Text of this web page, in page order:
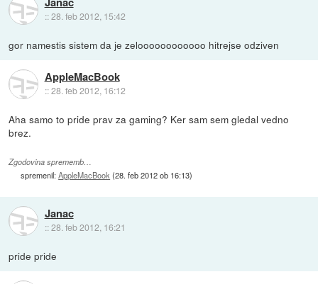
::28. feb 2012, 15:42
gor namestis sistem da je zeloooooooooooo hitrejse odziven
AppleMacBook
::28. feb 2012, 16:12
Aha samo to pride prav za gaming? Ker sam sem gledal vedno
brez.
Zgodovina sprememb…
spremenil:AppleMacBook (28. feb 2012 ob 16:13)
Janac
::28. feb 2012, 16:21
pride pride